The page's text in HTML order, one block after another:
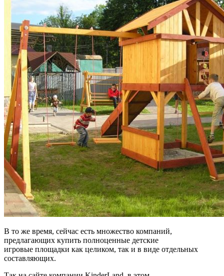
В то же время, сейчас есть множество компаний,
предлагающих купить полноценные детские
игровые площадки как целиком, так и в виде отдельных
составляющих.